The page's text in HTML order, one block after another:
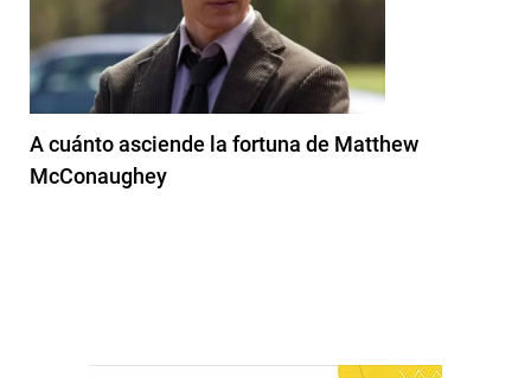
A cuánto asciende la fortuna de Matthew
McConaughey